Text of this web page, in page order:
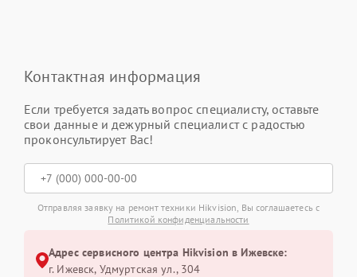
Контактная информация
Если требуется задать вопрос специалисту, оставьте
свои данные и дежурный специалист с радостью
проконсультирует Вас!
Отправляя заявку на ремонт техники Hikvision, Вы соглашаетесь с
Политикой конфиденциальности
Адрес сервисного центра Hikvision в Ижевске:
г. Ижевск, Удмуртская ул., 304